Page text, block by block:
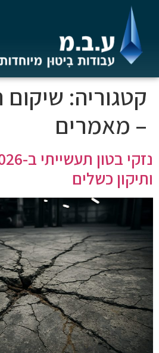
קטגוריה: שיקום
– מאמרים
ותיקון כשלים